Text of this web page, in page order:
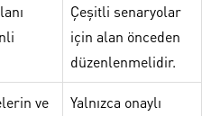
Çeşitli senaryolar
için alan önceden
düzenlenmelidir.
ve
Yalnızca onaylı